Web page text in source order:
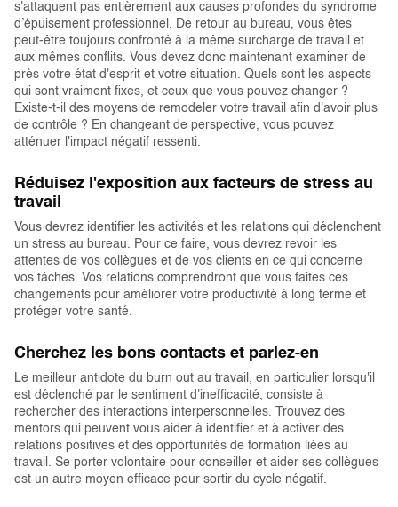
s'attaquent pas entièrement aux causes profondes du syndrome
d’épuisement professionnel. De retour au bureau, vous êtes
peut-être toujours confronté à la même surcharge de travail et
aux mêmes conflits. Vous devez donc maintenant examiner de
près votre état d'esprit et votre situation. Quels sont les aspects
qui sont vraiment fixes, et ceux que vous pouvez changer ?
Existe-t-il des moyens de remodeler votre travail afin d'avoir plus
de contrôle ? En changeant de perspective, vous pouvez
atténuer l'impact négatif ressenti.
Réduisez l'exposition aux facteurs de stress au
travail
Vous devrez identifier les activités et les relations qui déclenchent
un stress au bureau. Pour ce faire, vous devrez revoir les
attentes de vos collègues et de vos clients en ce qui concerne
vos tâches. Vos relations comprendront que vous faites ces
changements pour améliorer votre productivité à long terme et
protéger votre santé.
Cherchez les bons contacts et parlez-en
Le meilleur antidote du burn out au travail, en particulier lorsqu'il
est déclenché par le sentiment d'inefficacité, consiste à
rechercher des interactions interpersonnelles. Trouvez des
mentors qui peuvent vous aider à identifier et à activer des
relations positives et des opportunités de formation liées au
travail. Se porter volontaire pour conseiller et aider ses collègues
est un autre moyen efficace pour sortir du cycle négatif.